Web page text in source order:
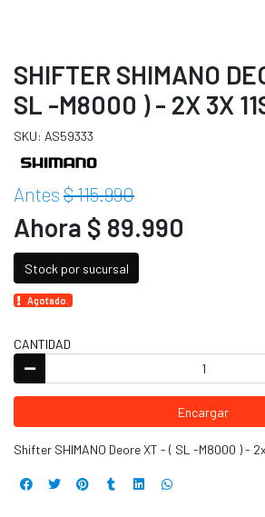
SHIFTER SHIMANO
SL -M8000 ) - 2X 3X
SKU: AS59333
Antes $ 115.990
Ahora $ 89.990
Stock por sucursal
Agotado.
CANTIDAD
Encargar
Shifter SHIMANO Deore XT - ( SL -M8000 ) -